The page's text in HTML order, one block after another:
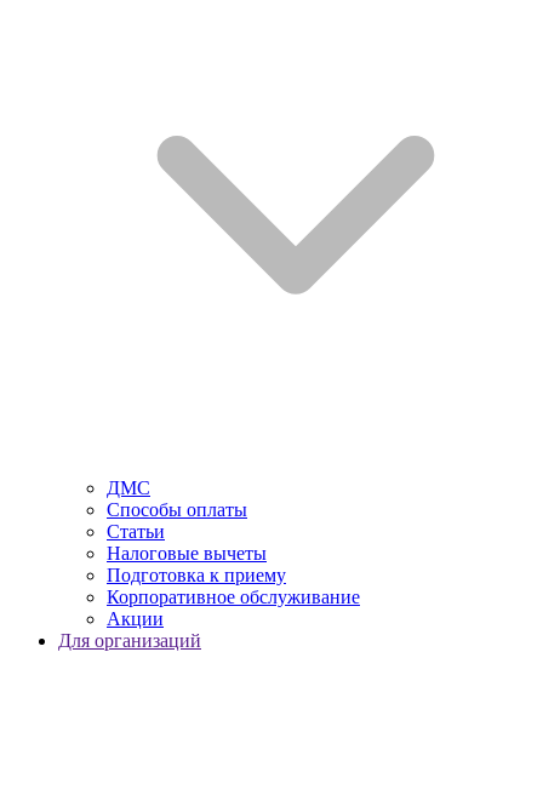
ДМС
Способы оплаты
Статьи
Налоговые вычеты
Подготовка к приему
Корпоративное обслуживание
Акции
Для организаций